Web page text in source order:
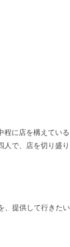
程に店を構えている
人で、店を切り盛り
、提供して行きたい